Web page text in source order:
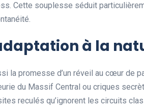
Cette souplesse séduit
à la
la promesse d’un réveil au cœur de
du Massif Central ou criques
reculés qu’ignorent les circuits